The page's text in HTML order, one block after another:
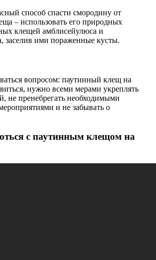
способ спасти смородину от
– использовать его природных
клещей амблисейулюса и
заселив ими пораженные кусты.
вопросом: паутинный клещ на
нужно всеми мерами укреплять
не пренебрегать необходимыми
и не забывать о
с паутинным клещом на